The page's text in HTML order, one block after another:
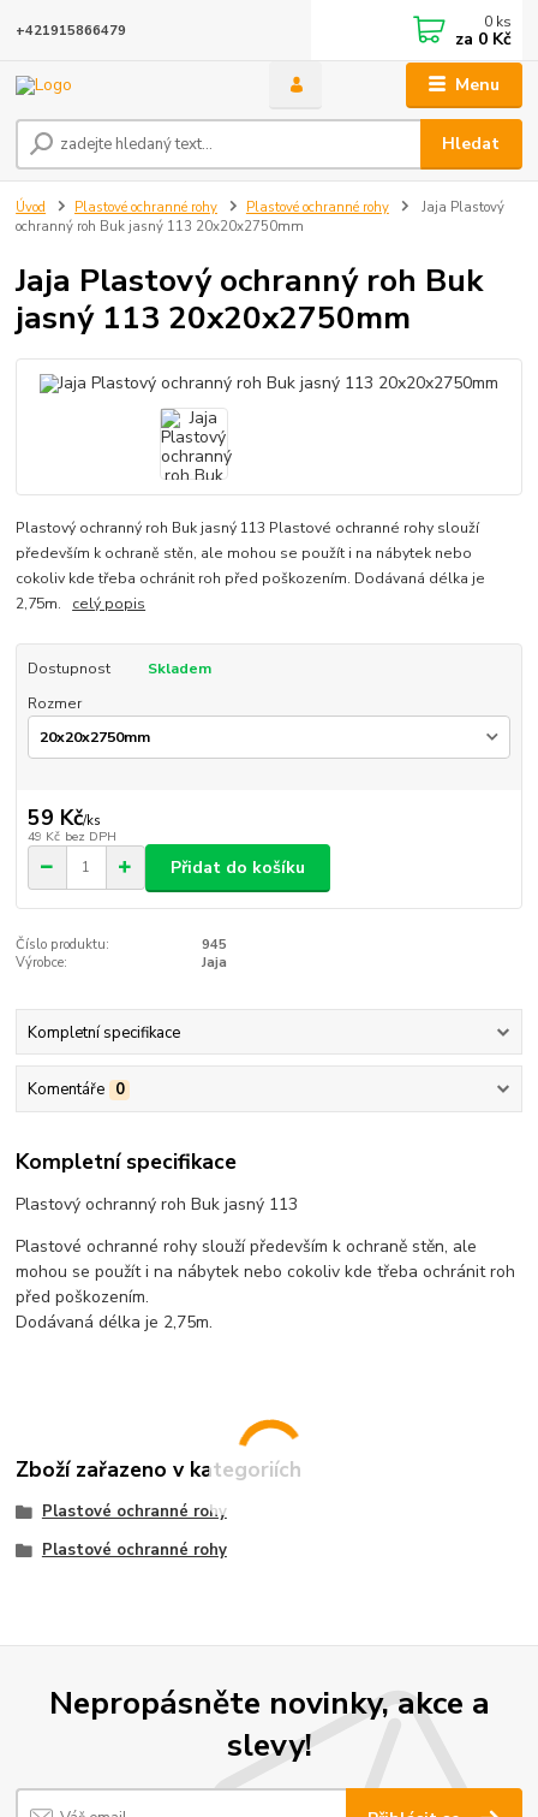
Menu
Hledat
+421915866479 0 ks
za 0 Kč
Úvod Plastové ochranné rohy Plastové ochranné rohy
Jaja Plastový
ochranný roh Buk jasný 113 20x20x2750mm
Jaja Plastový ochranný roh Buk
jasný 113 20x20x2750mm
Plastový ochranný roh Buk jasný 113 Plastové ochranné rohy slouží
především k ochraně stěn, ale mohou se použít i na nábytek nebo
cokoliv kde třeba ochránit roh před poškozením. Dodávaná délka je
2,75m. celý popis
Dostupnost
Skladem
Rozmer
59 Kč/ks
49 Kč bez DPH
Přidat do košíku
Číslo produktu:
945
Výrobce:
Jaja
Kompletní specifikace
Komentáře 0
Kompletní specifikace
Plastový ochranný roh Buk jasný 113
Plastové ochranné rohy slouží především k ochraně stěn, ale
mohou se použít i na nábytek nebo cokoliv kde třeba ochránit roh
před poškozením.
Dodávaná délka je 2,75m.
Zboží zařazeno v kategoriích
Plastové ochranné rohy
Plastové ochranné rohy
Nepropásněte novinky, akce a
slevy!